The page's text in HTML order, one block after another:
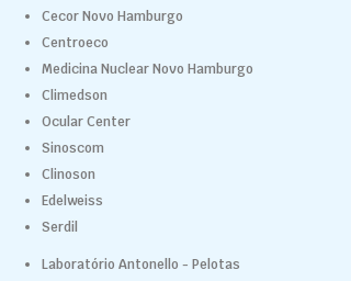
Cecor Novo Hamburgo
Centroeco
Medicina Nuclear Novo Hamburgo
Climedson
Ocular Center
Sinoscom
Clinoson
Edelweiss
Serdil
Laboratório Antonello - Pelotas